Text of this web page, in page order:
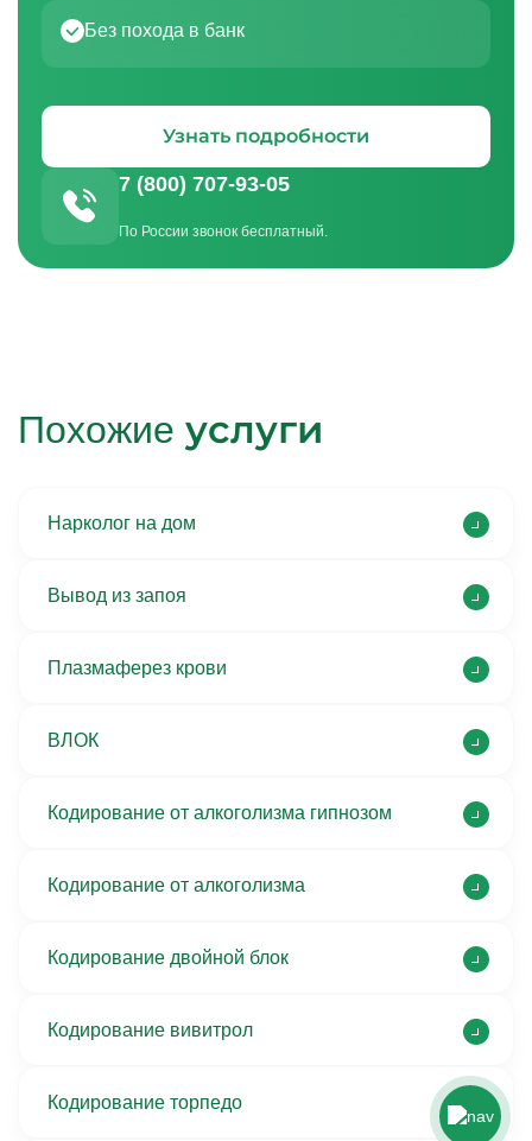
Узнать подробности
7 (800) 707-93-05
По России звонок бесплатный.
Без похода в банк
Похожие услуги
Нарколог на дом
Вывод из запоя
Плазмаферез крови
ВЛОК
Кодирование от алкоголизма гипнозом
Кодирование от алкоголизма
Кодирование двойной блок
Кодирование вивитрол
Кодирование торпедо